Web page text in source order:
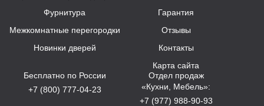
Фурнитура
Межкомнатные перегородки
Новинки дверей
Гарантия
Отзывы
Контакты
Карта сайта
Бесплатно по России
+7 (800) 777-04-23
Отдел продаж
«Кухни, Мебель»:
+7 (977) 988-90-93